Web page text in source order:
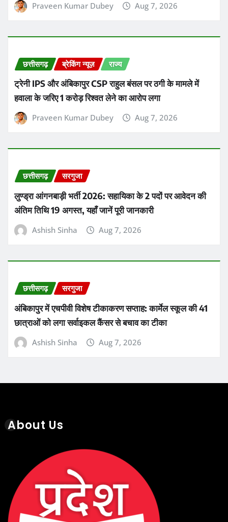
Praveen Kumar Dubey Aug 7, 2026
छत्तीसगढ़ ब्रेकिंग न्यूज़ राज्य
ट्रेनी IPS और अंबिकापुर CSP राहुल बंसल पर ठगी के मामले में
हवाला के जरिए 1 करोड़ रिश्वत लेने का आरोप लगा
Praveen Kumar Dubey Aug 7, 2026
छत्तीसगढ़ सरगुजा
लुण्ड्रा आंगनबाड़ी भर्ती 2026: सहायिका के 2 पदों पर आवेदन की
अंतिम तिथि 19 अगस्त, यहाँ जानें पूरी जानकारी
Ashish Sinha Aug 7, 2026
छत्तीसगढ़ सरगुजा
अंबिकापुर में एचपीवी विशेष टीकाकरण सप्ताह: कार्मेल स्कूल की 41
छात्राओं को लगा सर्वाइकल कैंसर से बचाव का टीका
Ashish Sinha Aug 7, 2026
About Us